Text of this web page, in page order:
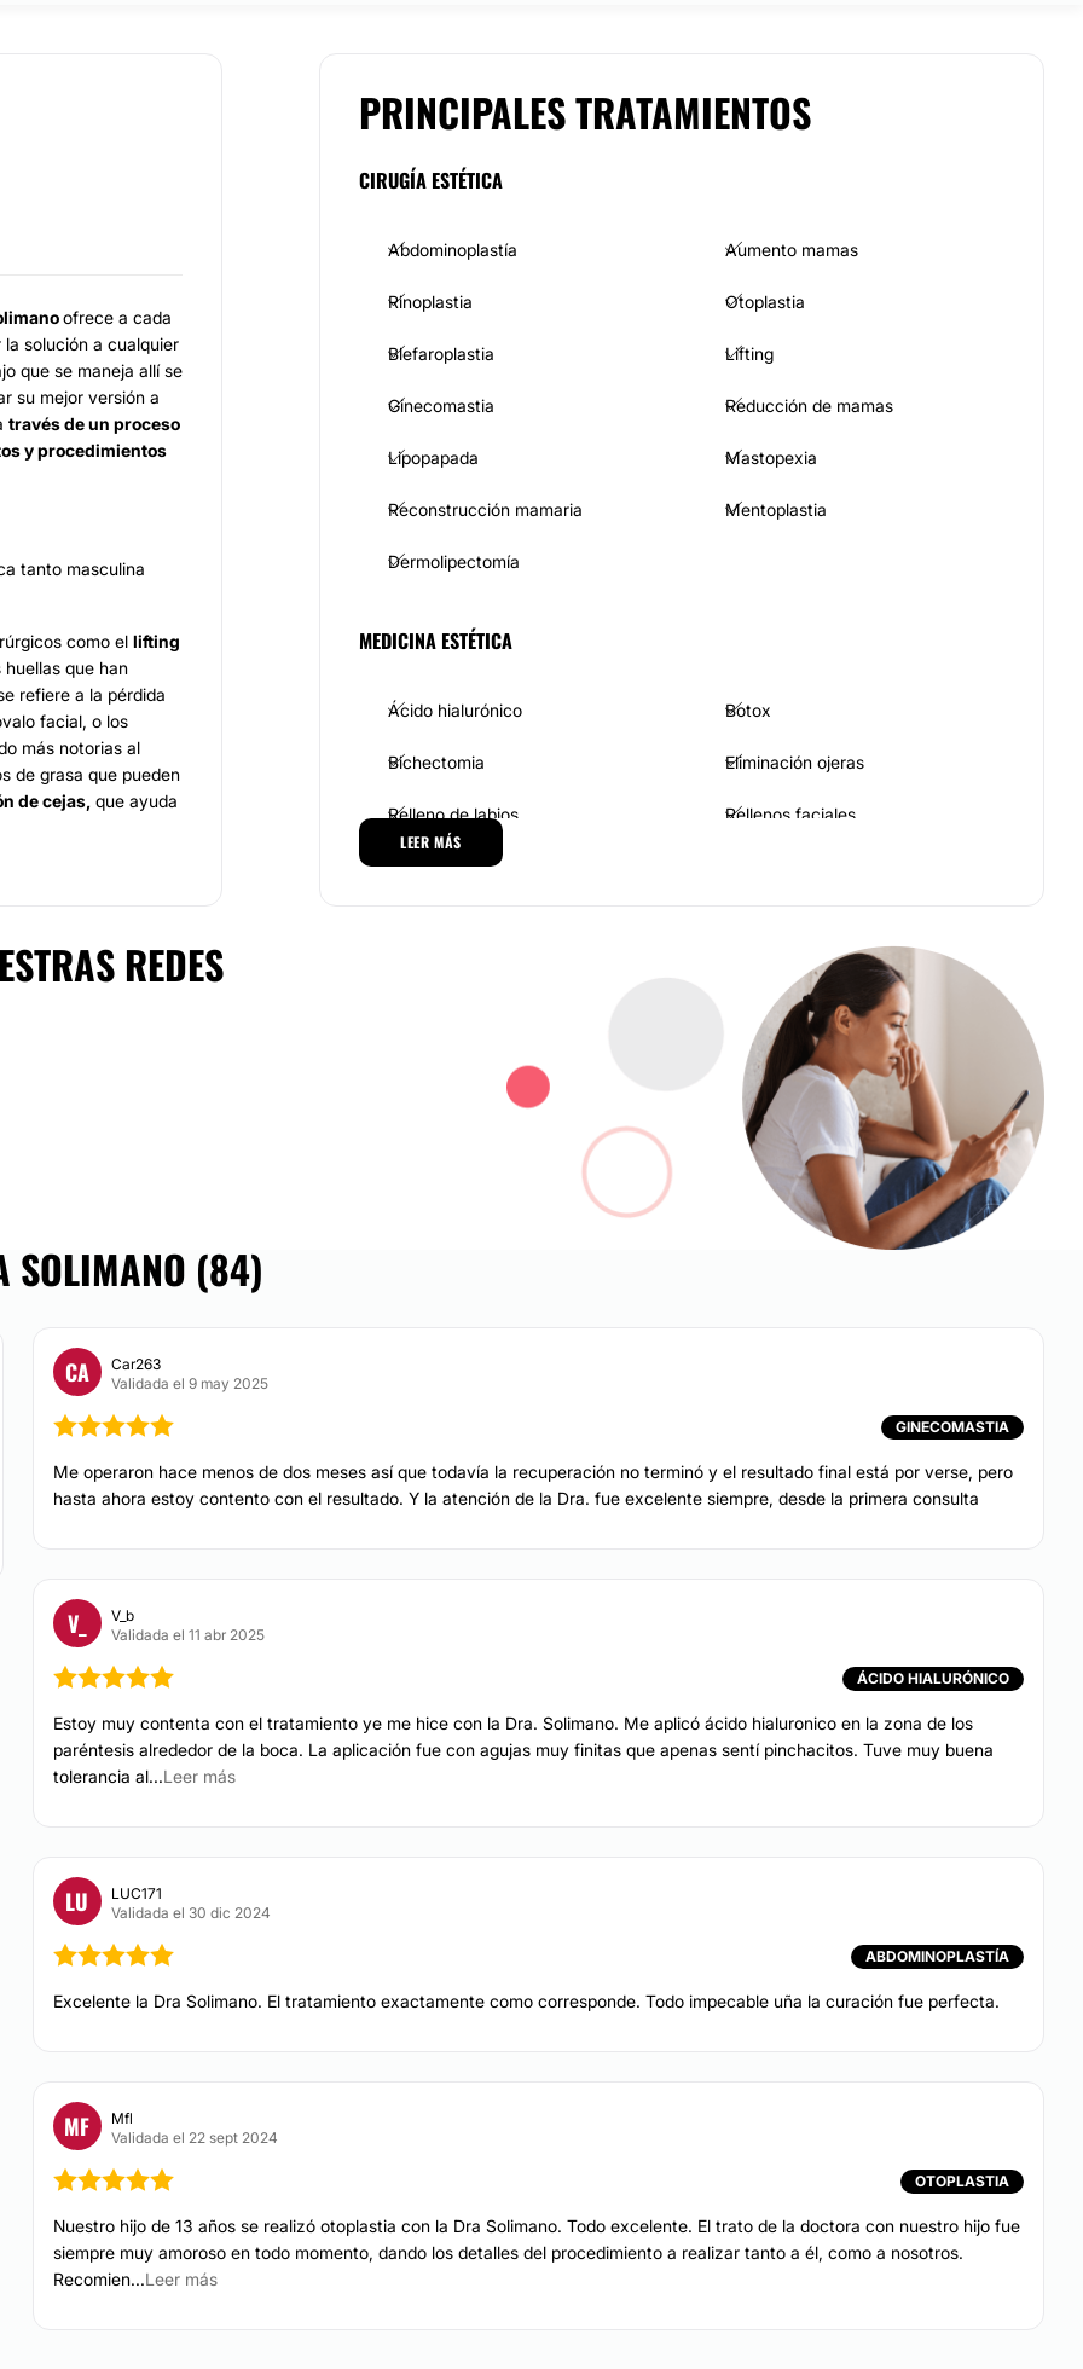
ofrece a cada
solución a cualquier
que se maneja allí se
su mejor versión a
través de un proceso
y procedimientos
tanto masculina
como el lifting
que han
refiere a la pérdida
facial, o los
más notorias al
de grasa que pueden
de cejas, que ayuda
la cirugía plástica de
PRINCIPALES TRATAMIENTOS
CIRUGÍA ESTÉTICA
Abdominoplastía Aumento mamas
Rinoplastia Otoplastia
Blefaroplastia Lifting
Ginecomastia Reducción de mamas
Lipopapada Mastopexia
Reconstrucción mamaria Mentoplastia
Dermolipectomía
MEDICINA ESTÉTICA
Ácido hialurónico Botox
Bichectomia Eliminación ojeras
Relleno de labios Rellenos faciales
Rejuvenecimiento facial
Rejuvenecimiento vaginal
LEER MÁS
REDES
SOLIMANO (84)
CA
Car263
Validada el 9 may 2025
GINECOMASTIA
Me operaron hace menos de dos meses así que todavía la recuperación no terminó y el resultado final está por verse, pero
hasta ahora estoy contento con el resultado. Y la atención de la Dra. fue excelente siempre, desde la primera consulta
V_
V_b
Validada el 11 abr 2025
ÁCIDO HIALURÓNICO
Estoy muy contenta con el tratamiento ye me hice con la Dra. Solimano. Me aplicó ácido hialuronico en la zona de los
paréntesis alrededor de la boca. La aplicación fue con agujas muy finitas que apenas sentí pinchacitos. Tuve muy buena
tolerancia al...Leer más
LU
LUC171
Validada el 30 dic 2024
ABDOMINOPLASTÍA
Excelente la Dra Solimano. El tratamiento exactamente como corresponde. Todo impecable uña la curación fue perfecta.
MF
Mfl
Validada el 22 sept 2024
OTOPLASTIA
Nuestro hijo de 13 años se realizó otoplastia con la Dra Solimano. Todo excelente. El trato de la doctora con nuestro hijo fue
siempre muy amoroso en todo momento, dando los detalles del procedimiento a realizar tanto a él, como a nosotros.
Recomien...Leer más